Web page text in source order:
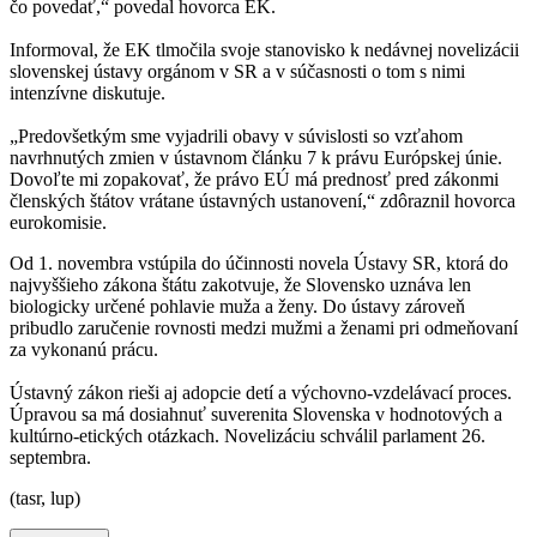
čo povedať,“ povedal hovorca EK.
Informoval, že EK tlmočila svoje stanovisko k nedávnej novelizácii
slovenskej ústavy orgánom v SR a v súčasnosti o tom s nimi
intenzívne diskutuje.
„Predovšetkým sme vyjadrili obavy v súvislosti so vzťahom
navrhnutých zmien v ústavnom článku 7 k právu Európskej únie.
Dovoľte mi zopakovať, že právo EÚ má prednosť pred zákonmi
členských štátov vrátane ústavných ustanovení,“ zdôraznil hovorca
eurokomisie.
Od 1. novembra vstúpila do účinnosti novela Ústavy SR, ktorá do
najvyššieho zákona štátu zakotvuje, že Slovensko uznáva len
biologicky určené pohlavie muža a ženy. Do ústavy zároveň
pribudlo zaručenie rovnosti medzi mužmi a ženami pri odmeňovaní
za vykonanú prácu.
Ústavný zákon rieši aj adopcie detí a výchovno-vzdelávací proces.
Úpravou sa má dosiahnuť suverenita Slovenska v hodnotových a
kultúrno-etických otázkach. Novelizáciu schválil parlament 26.
septembra.
(tasr, lup)